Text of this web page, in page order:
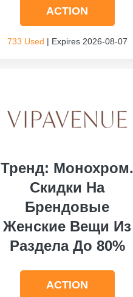
ACTION
733 Used | Expires 2026-08-07
Тренд: Монохром.
Скидки На
Брендовые
Женские Вещи Из
Раздела До 80%
ACTION